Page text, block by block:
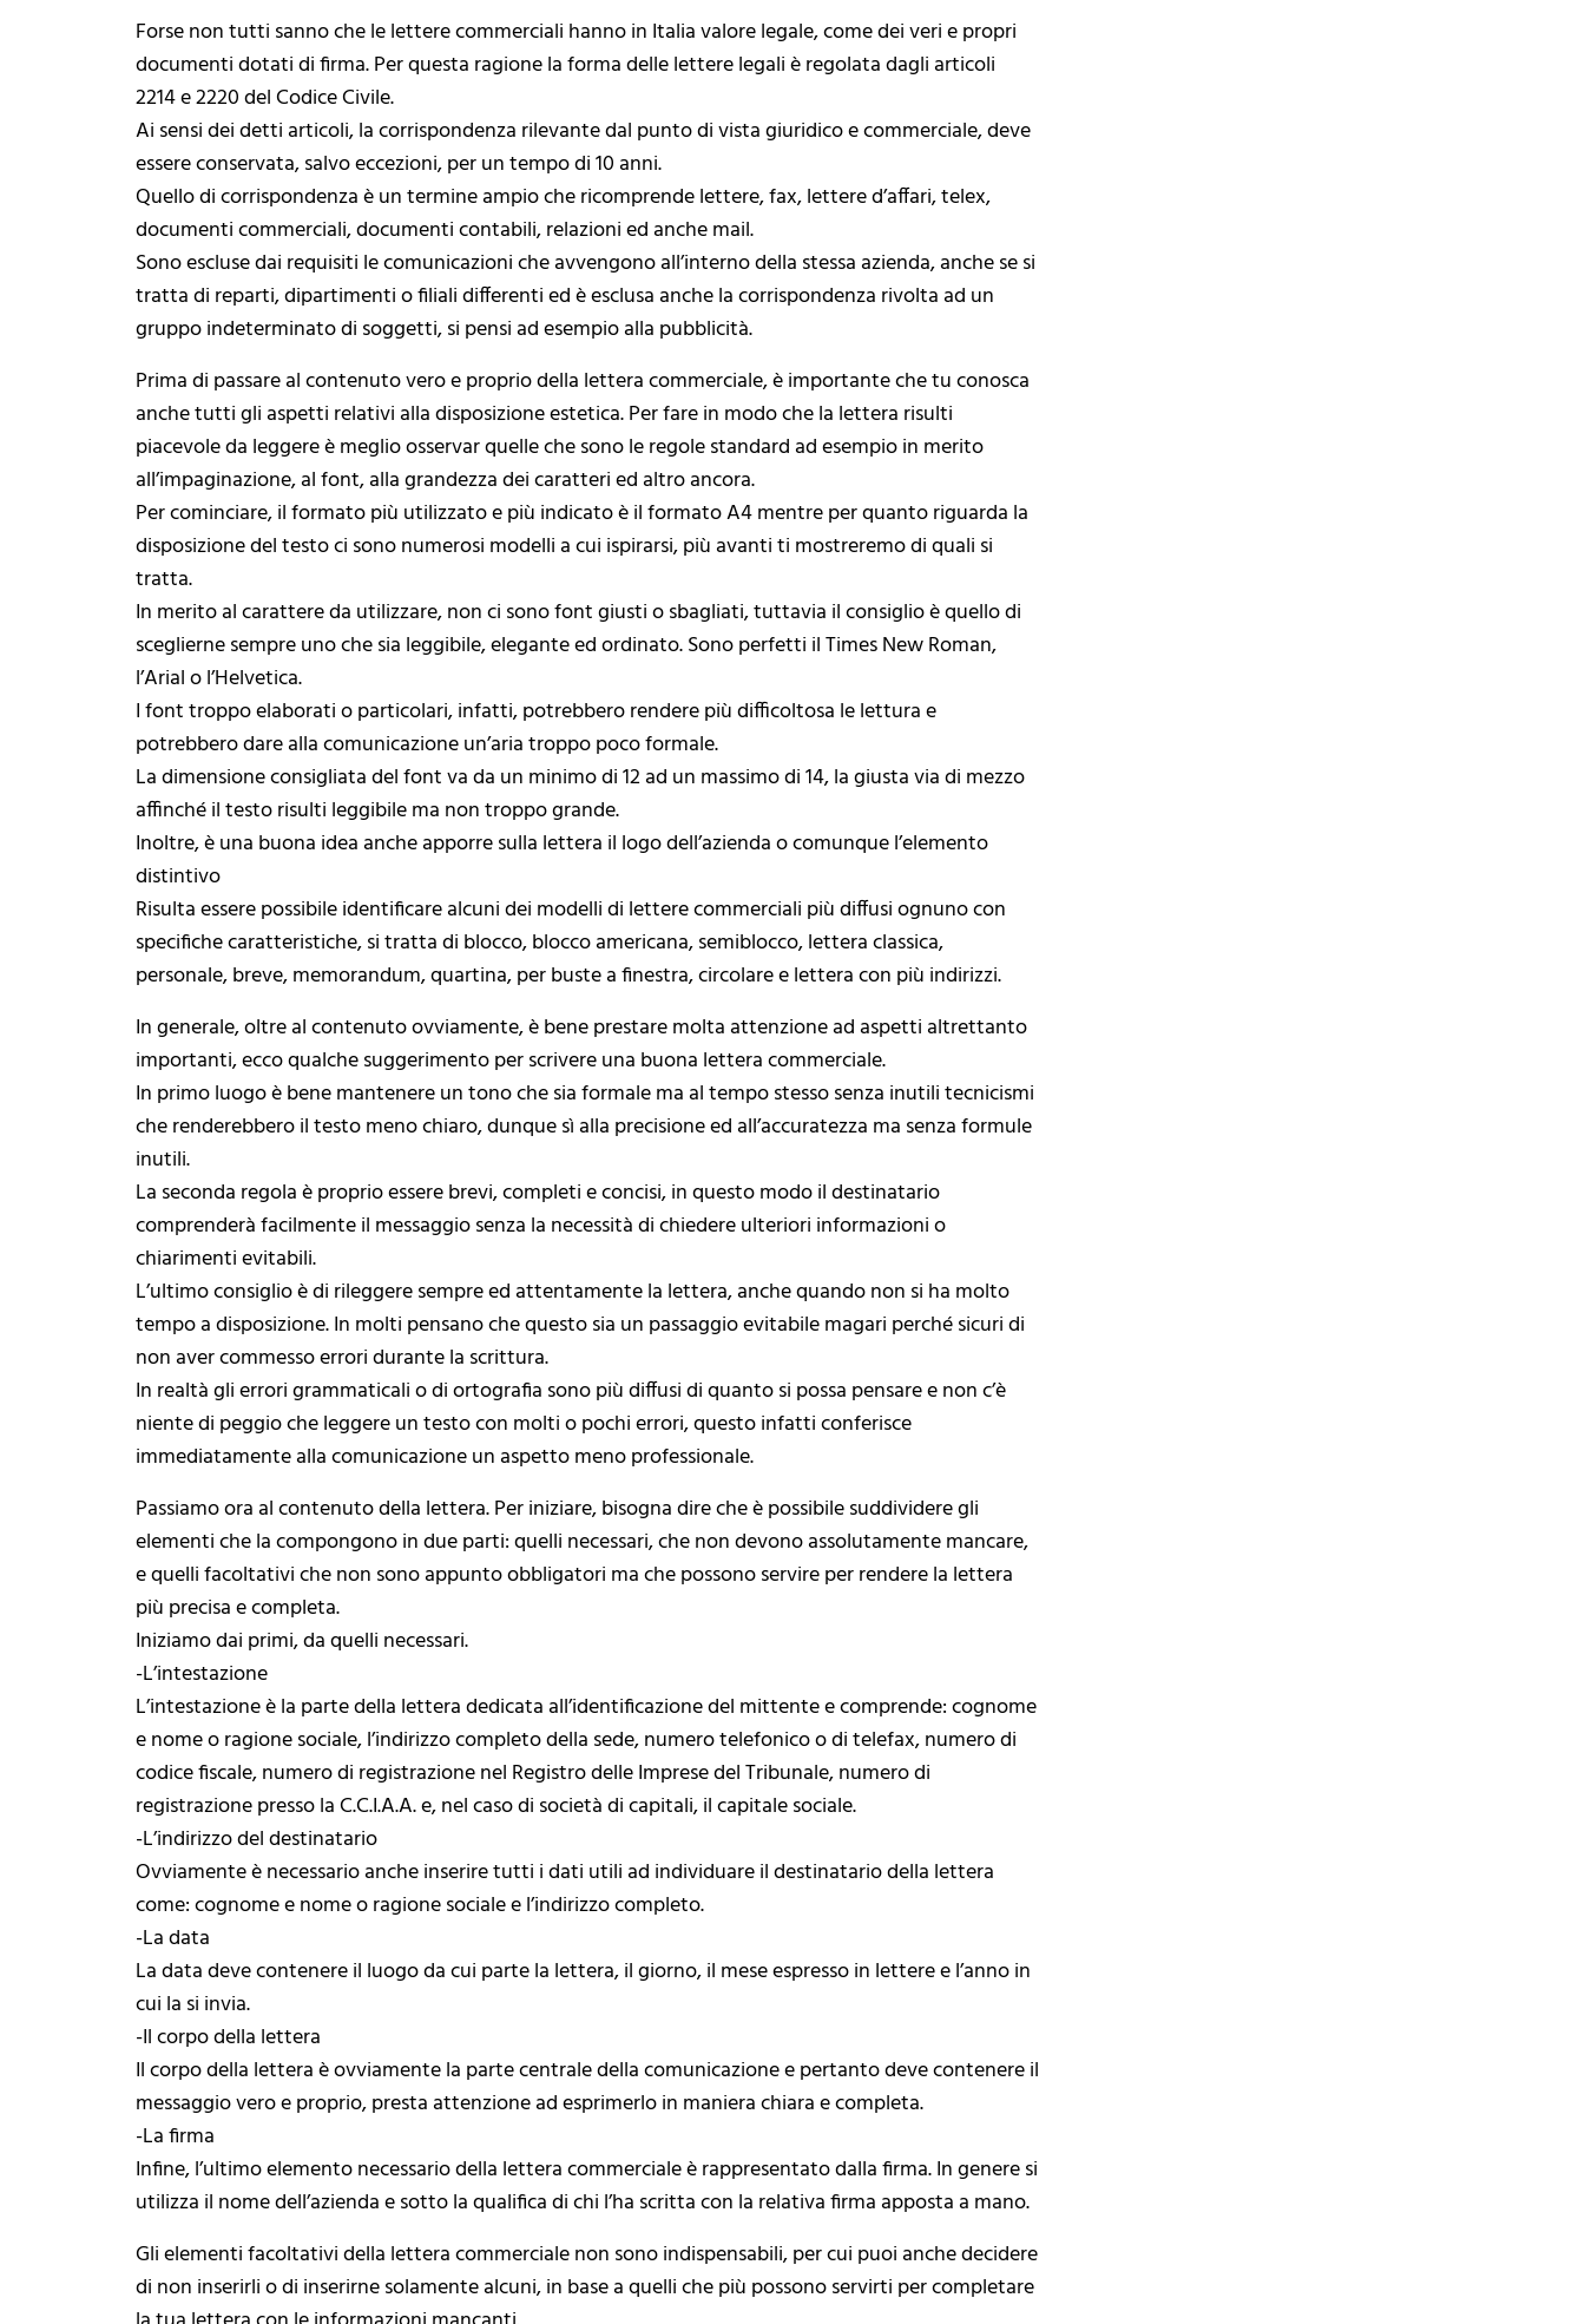
Forse non tutti sanno che le lettere commerciali hanno in Italia valore legale, come dei veri e propri
documenti dotati di firma. Per questa ragione la forma delle lettere legali è regolata dagli articoli
2214 e 2220 del Codice Civile.
Ai sensi dei detti articoli, la corrispondenza rilevante dal punto di vista giuridico e commerciale, deve
essere conservata, salvo eccezioni, per un tempo di 10 anni.
Quello di corrispondenza è un termine ampio che ricomprende lettere, fax, lettere d’affari, telex,
documenti commerciali, documenti contabili, relazioni ed anche mail.
Sono escluse dai requisiti le comunicazioni che avvengono all’interno della stessa azienda, anche se si
tratta di reparti, dipartimenti o filiali differenti ed è esclusa anche la corrispondenza rivolta ad un
gruppo indeterminato di soggetti, si pensi ad esempio alla pubblicità.
Prima di passare al contenuto vero e proprio della lettera commerciale, è importante che tu conosca
anche tutti gli aspetti relativi alla disposizione estetica. Per fare in modo che la lettera risulti
piacevole da leggere è meglio osservar quelle che sono le regole standard ad esempio in merito
all’impaginazione, al font, alla grandezza dei caratteri ed altro ancora.
Per cominciare, il formato più utilizzato e più indicato è il formato A4 mentre per quanto riguarda la
disposizione del testo ci sono numerosi modelli a cui ispirarsi, più avanti ti mostreremo di quali si
tratta.
In merito al carattere da utilizzare, non ci sono font giusti o sbagliati, tuttavia il consiglio è quello di
sceglierne sempre uno che sia leggibile, elegante ed ordinato. Sono perfetti il Times New Roman,
l’Arial o l’Helvetica.
I font troppo elaborati o particolari, infatti, potrebbero rendere più difficoltosa le lettura e
potrebbero dare alla comunicazione un’aria troppo poco formale.
La dimensione consigliata del font va da un minimo di 12 ad un massimo di 14, la giusta via di mezzo
affinché il testo risulti leggibile ma non troppo grande.
Inoltre, è una buona idea anche apporre sulla lettera il logo dell’azienda o comunque l’elemento
distintivo
Risulta essere possibile identificare alcuni dei modelli di lettere commerciali più diffusi ognuno con
specifiche caratteristiche, si tratta di blocco, blocco americana, semiblocco, lettera classica,
personale, breve, memorandum, quartina, per buste a finestra, circolare e lettera con più indirizzi.
In generale, oltre al contenuto ovviamente, è bene prestare molta attenzione ad aspetti altrettanto
importanti, ecco qualche suggerimento per scrivere una buona lettera commerciale.
In primo luogo è bene mantenere un tono che sia formale ma al tempo stesso senza inutili tecnicismi
che renderebbero il testo meno chiaro, dunque sì alla precisione ed all’accuratezza ma senza formule
inutili.
La seconda regola è proprio essere brevi, completi e concisi, in questo modo il destinatario
comprenderà facilmente il messaggio senza la necessità di chiedere ulteriori informazioni o
chiarimenti evitabili.
L’ultimo consiglio è di rileggere sempre ed attentamente la lettera, anche quando non si ha molto
tempo a disposizione. In molti pensano che questo sia un passaggio evitabile magari perché sicuri di
non aver commesso errori durante la scrittura.
In realtà gli errori grammaticali o di ortografia sono più diffusi di quanto si possa pensare e non c’è
niente di peggio che leggere un testo con molti o pochi errori, questo infatti conferisce
immediatamente alla comunicazione un aspetto meno professionale.
Passiamo ora al contenuto della lettera. Per iniziare, bisogna dire che è possibile suddividere gli
elementi che la compongono in due parti: quelli necessari, che non devono assolutamente mancare,
e quelli facoltativi che non sono appunto obbligatori ma che possono servire per rendere la lettera
più precisa e completa.
Iniziamo dai primi, da quelli necessari.
-L’intestazione
L’intestazione è la parte della lettera dedicata all’identificazione del mittente e comprende: cognome
e nome o ragione sociale, l’indirizzo completo della sede, numero telefonico o di telefax, numero di
codice fiscale, numero di registrazione nel Registro delle Imprese del Tribunale, numero di
registrazione presso la C.C.I.A.A. e, nel caso di società di capitali, il capitale sociale.
-L’indirizzo del destinatario
Ovviamente è necessario anche inserire tutti i dati utili ad individuare il destinatario della lettera
come: cognome e nome o ragione sociale e l’indirizzo completo.
-La data
La data deve contenere il luogo da cui parte la lettera, il giorno, il mese espresso in lettere e l’anno in
cui la si invia.
-Il corpo della lettera
Il corpo della lettera è ovviamente la parte centrale della comunicazione e pertanto deve contenere il
messaggio vero e proprio, presta attenzione ad esprimerlo in maniera chiara e completa.
-La firma
Infine, l’ultimo elemento necessario della lettera commerciale è rappresentato dalla firma. In genere si
utilizza il nome dell’azienda e sotto la qualifica di chi l’ha scritta con la relativa firma apposta a mano.
Gli elementi facoltativi della lettera commerciale non sono indispensabili, per cui puoi anche decidere
di non inserirli o di inserirne solamente alcuni, in base a quelli che più possono servirti per completare